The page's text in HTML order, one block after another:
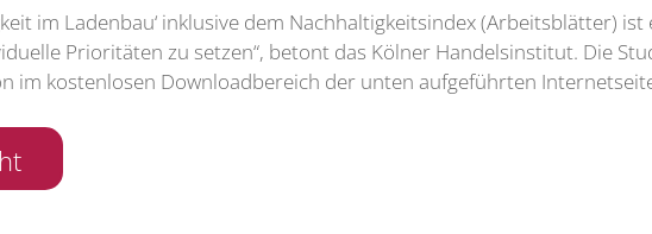
im Ladenbau‘ inklusive dem Nachhaltigkeitsindex (Arbeitsblätter)
Prioritäten zu setzen“, betont das Kölner Handelsinstitut. Die
im kostenlosen Downloadbereich der unten aufgeführten